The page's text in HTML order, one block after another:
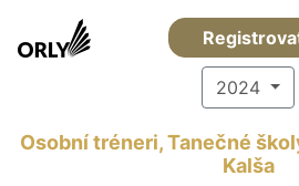
2024
Osobní tréneri, Tanečné
Kalša